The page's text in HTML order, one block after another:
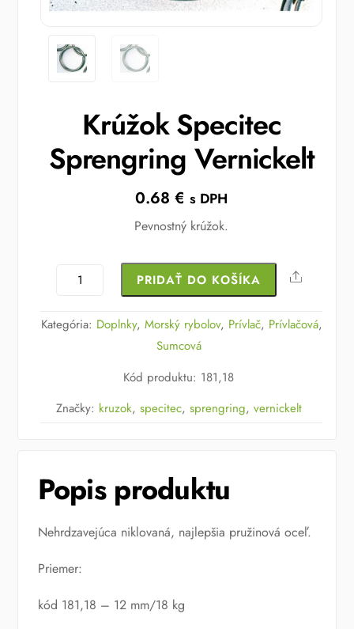
Krúžok Specitec
Sprengring Vernickelt
0.68€ s DPH
Pevnostný krúžok.
množstvo
Specitec
PRIDAŤ DO KOŠÍKA Share
Kategória: Doplnky, Morský rybolov, Prívlač, Prívlačová,
Sumcová
Kód produktu: 181,18
Značky: kruzok, specitec, sprengring, vernickelt
Popis produktu
Nehrdzavejúca niklovaná, najlepšia pružinová oceľ.
Priemer:
kód 181,18 – 12 mm/18 kg